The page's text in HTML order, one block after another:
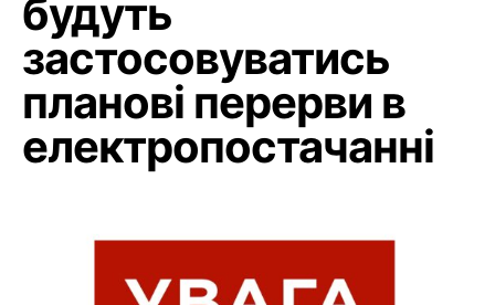
будуть
застосовуватись
планові перерви в
електропостачанні